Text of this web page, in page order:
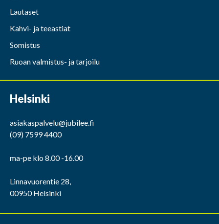
Lautaset
Kahvi- ja teeastiat
Somistus
Ruoan valmistus- ja tarjoilu
Helsinki
asiakaspalvelu@jubilee.fi
(09) 7599 4400
ma-pe klo 8.00 -16.00
Linnavuorentie 28,
00950 Helsinki